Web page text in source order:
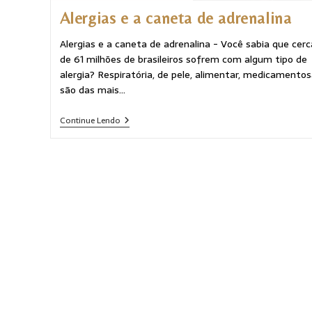
Alergias e a caneta de adrenalina
Alergias e a caneta de adrenalina - Você sabia que
de 61 milhões de brasileiros sofrem com algum tipo de
alergia? Respiratória, de pele, alimentar,
são das mais…
Continue Lendo